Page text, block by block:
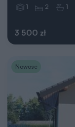
3 500 zł
1 2 1
Nowość